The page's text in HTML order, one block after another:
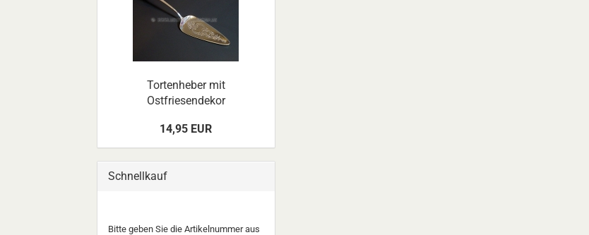
Tortenheber mit
Ostfriesendekor
14,95 EUR
Schnellkauf
BITTE
Bitte geben Sie die Artikelnummer aus